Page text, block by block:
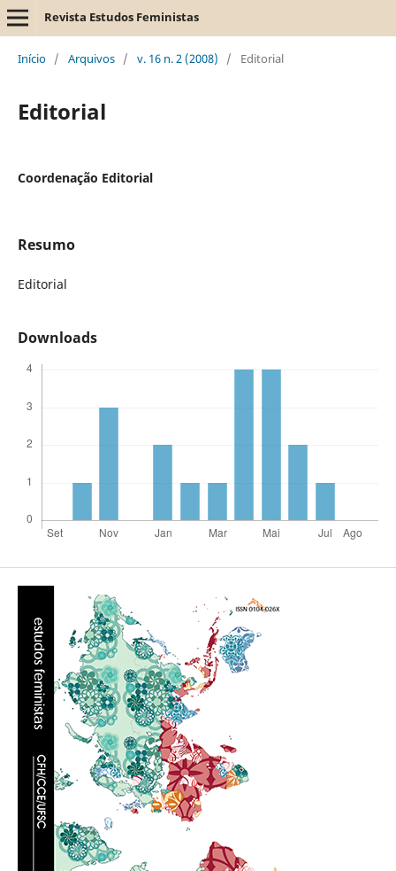
Revista Estudos Feministas
Início / Arquivos / v. 16 n. 2 (2008) / Editorial
Editorial
Coordenação Editorial
Resumo
Editorial
Downloads